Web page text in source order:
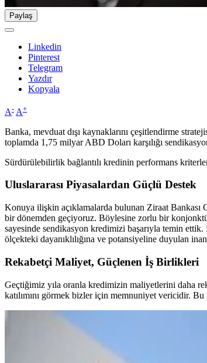
Paylaş
Linkedin
Pinterest
Telegram
Yazdır
Kopyala
A- A+
Banka, mevduat dışı kaynaklarını çeşitlendirme
toplamda 1,75 milyar ABD Doları karşılığı
Sürdürülebilirlik bağlantılı kredinin performans
Uluslararası Piyasalardan Güçlü Destek
Konuya ilişkin açıklamalarda bulunan Ziraat
bir dönemden geçiyoruz. Böylesine zorlu bir
sayesinde sendikasyon kredimizi başarıyla temin
ölçekteki dayanıklılığına ve potansiyeline duyulan
Rekabetçi Maliyet, Güçlenen İş Birlikleri
Geçtiğimiz yıla oranla kredimizin maliyetlerini daha
katılımını görmek bizler için memnuniyet vericidir.